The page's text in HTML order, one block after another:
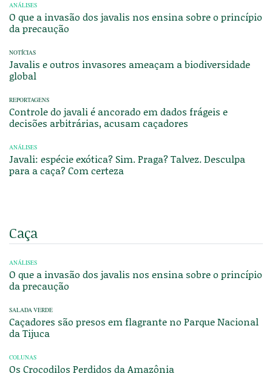
ANÁLISES
O que a invasão dos javalis nos ensina sobre o princípio
da precaução
NOTÍCIAS
Javalis e outros invasores ameaçam a biodiversidade
global
REPORTAGENS
Controle do javali é ancorado em dados frágeis e
decisões arbitrárias, acusam caçadores
ANÁLISES
Javali: espécie exótica? Sim. Praga? Talvez. Desculpa
para a caça? Com certeza
Caça
ANÁLISES
O que a invasão dos javalis nos ensina sobre o princípio
da precaução
SALADA VERDE
Caçadores são presos em flagrante no Parque Nacional
da Tijuca
COLUNAS
Os Crocodilos Perdidos da Amazônia